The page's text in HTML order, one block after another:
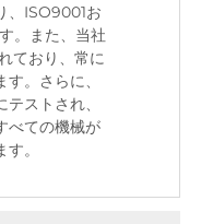
、ISO9001お
。また、当社
ており、常に
。さらに、
ストされ、
べての機械が
。